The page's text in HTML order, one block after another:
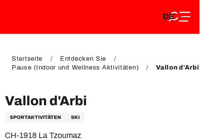
EN
DE
FR
Startseite
Entdecken Sie
Pause (Indoor und Wellness Aktivitäten)
Vallon d'Arbi
Vallon d'Arbi
SPORTAKTIVITÄTEN SKI
CH-1918 La Tzoumaz